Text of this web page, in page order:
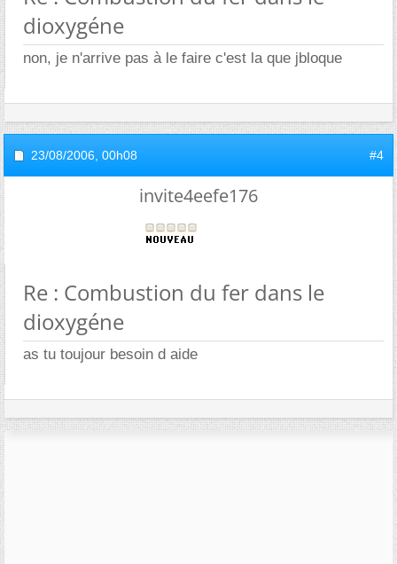
dioxygéne
non, je n'arrive pas à le faire c'est la que jbloque
23/08/2006, 00h08 #4
invite4eefe176
Re : Combustion du fer dans le
dioxygéne
as tu toujour besoin d aide